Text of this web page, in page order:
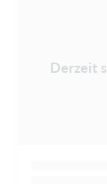
Derzeit